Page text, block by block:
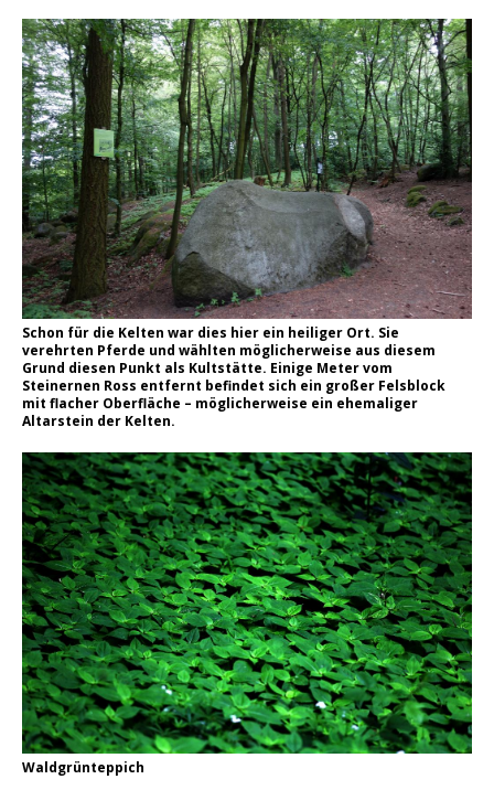
Schon für die Kelten war dies hier ein heiliger Ort. Sie
verehrten Pferde und wählten möglicherweise aus diesem
Grund diesen Punkt als Kultstätte. Einige Meter vom
Steinernen Ross entfernt befindet sich ein großer Felsblock
mit flacher Oberfläche – möglicherweise ein ehemaliger
Altarstein der Kelten.
Waldgrünteppich